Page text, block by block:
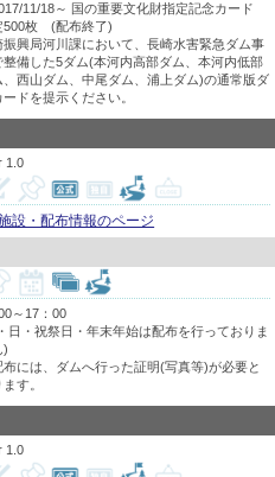
11/18～ 国の重要文化財指定記念カード
500枚 (配布終了)
振興局河川課において、長崎水害緊急ダム事
整備した5ダム(本河内高部ダム、本河内低部
、西山ダム、中尾ダム、浦上ダム)の通常版ダ
ードを提示ください。
1.0
設・配布情報のページ
～17：00
日・祝祭日・年末年始は配布を行っておりま
)
には、ダムへ行った証明(写真等)が必要と
す。
1.0